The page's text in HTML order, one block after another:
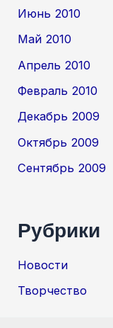
Июнь 2010
Май 2010
Апрель 2010
Февраль 2010
Декабрь 2009
Октябрь 2009
Сентябрь 2009
Рубрики
Новости
Творчество